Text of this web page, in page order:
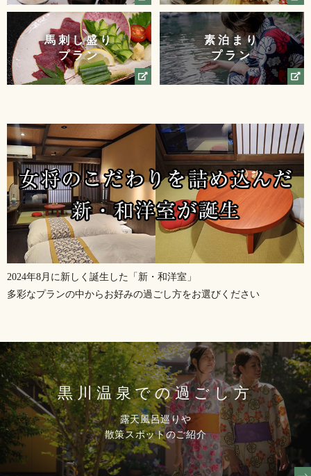
馬刺し盛り
プラン
素泊まり
プラン
2024年8月に新しく誕生した「新・和洋室」
多彩なプランの中からお好みの過ごし方をお選びください
黒川温泉での過ごし方
露天風呂巡りや
散策スポットのご紹介